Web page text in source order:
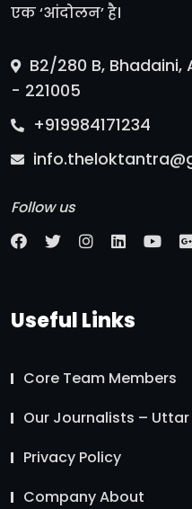
एक ‘आंदोलन’ है।
B2/280 B,
- 221005
+919984171234
Follow us
Useful Links
Core Team Members
Our Journalists – Uttar
Privacy Policy
Company About